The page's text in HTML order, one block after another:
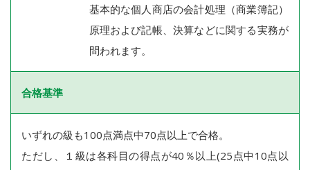
基本的な個人商店の会計処理（商業簿記）
原理および記帳、決算などに関する実務が
問われます。
合格基準
いずれの級も100点満点中70点以上で合格。
ただし、１級は各科目の得点が40％以上(25点中10点以